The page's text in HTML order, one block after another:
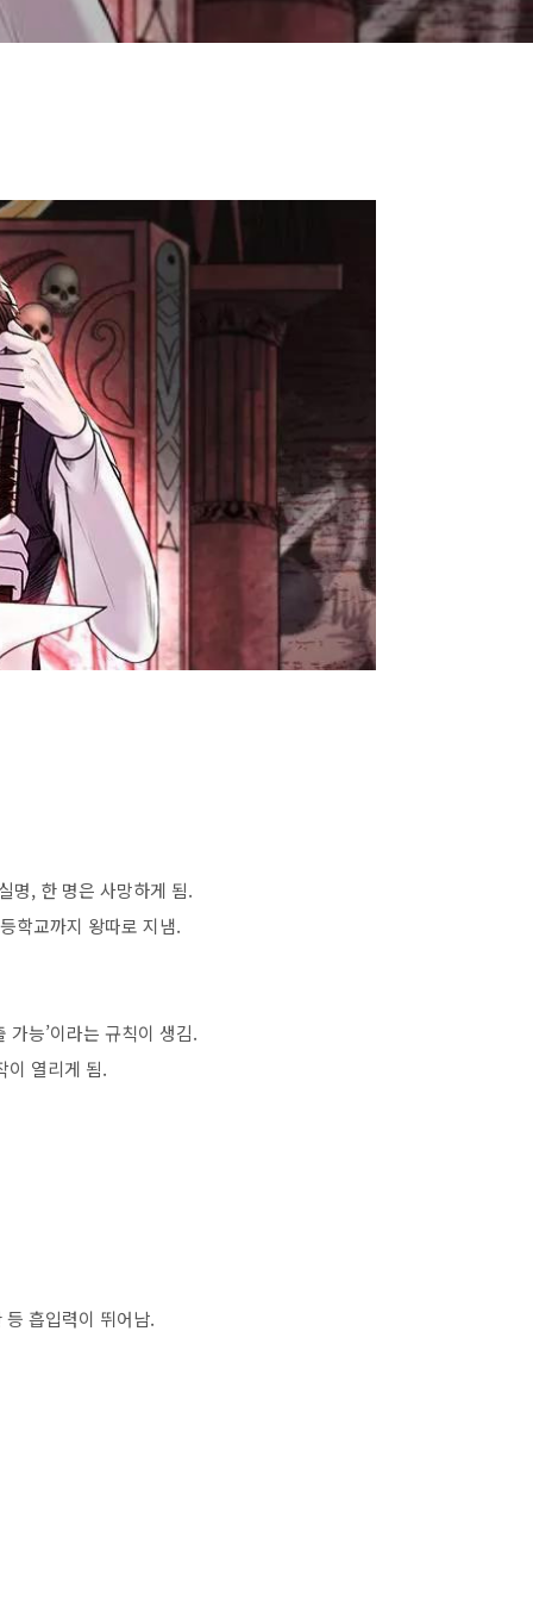
명, 한 명은 사망하게 됨.
학교까지 왕따로 지냄.
가능’이라는 규칙이 생김.
이 열리게 됨.
흡입력이 뛰어남.